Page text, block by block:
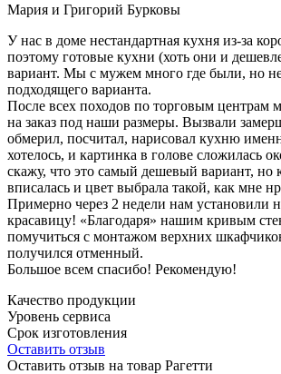
Мария и Григорий Бурковы
У нас в доме нестандартная кухня из-за
поэтому готовые кухни (хоть они и
вариант. Мы с мужем много где были, но
подходящего варианта.
После всех походов по торговым центрам
на заказ под наши размеры. Вызвали
обмерил, посчитал, нарисовал кухню
хотелось, и картинка в голове сложилась
скажу, что это самый дешевый вариант, но
вписалась и цвет выбрала такой, как мне
Примерно через 2 недели нам установили
красавицу! «Благодаря» нашим кривым
помучиться с монтажом верхних
получился отменный.
Большое всем спасибо! Рекомендую!
Качество продукции
Уровень сервиса
Срок изготовления
Оставить отзыв
Оставить отзыв на товар Рагетти